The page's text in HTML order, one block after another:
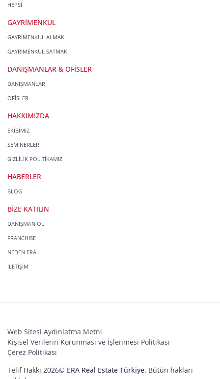
HEPSİ
GAYRİMENKUL
GAYRİMENKUL ALMAK
GAYRİMENKUL SATMAK
DANIŞMANLAR & OFİSLER
DANIŞMANLAR
OFİSLER
HAKKIMIZDA
EKİBİMİZ
SEMİNERLER
GİZLİLİK POLİTİKAMIZ
HABERLER
BLOG
BİZE KATILIN
DANIŞMAN OL
FRANCHISE
NEDEN ERA
İLETİŞİM
Web Sitesi Aydınlatma Metni
Kişisel Verilerin Korunması ve İşlenmesi Politikası
Çerez Politikası
Telif Hakkı 2026© ERA Real Estate Türkiye. Bütün hakları